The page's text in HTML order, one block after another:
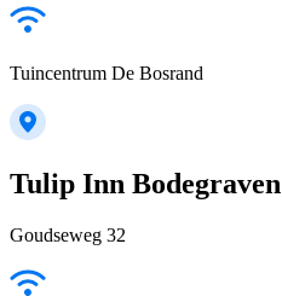
Tuincentrum De Bosrand
Tulip Inn Bodegraven
Goudseweg 32